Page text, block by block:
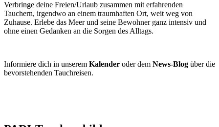
Verbringe deine Freien/Urlaub zusammen mit erfahrenden
Tauchern, irgendwo an einem traumhaften Ort, weit weg von
Zuhause. Erlebe das Meer und seine Bewohner ganz intensiv und
ohne einen Gedanken an die Sorgen des Alltags.
Informiere dich in unserem Kalender oder dem News-Blog über die
bevorstehenden Tauchreisen.